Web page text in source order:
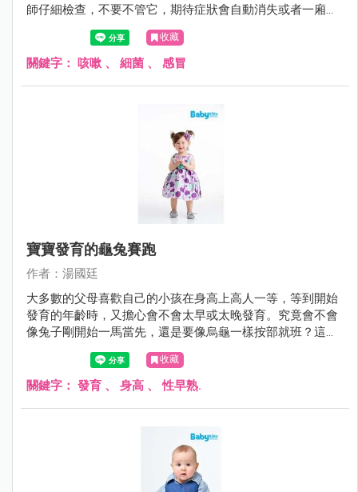
師仔細檢查，不要不管它，期待症狀會自動消失或者一廂情
願的沿用舊的感冒藥。
收藏
關鍵字： 咳嗽 、 細菌 、 感冒
寶寶發育的龜兔賽跑
作者：湯國廷
大多數的父母喜歡自己的小孩在身高上高人一等，等到開始
發育的年齡時，又擔心會不會太早或太晚發育。究竟會不會
像兔子剛開始一馬當先，還是要像烏龜一樣按部就班？這個
問題時常困擾著父母。
收藏
關鍵字： 發育 、 身高 、性早熟.